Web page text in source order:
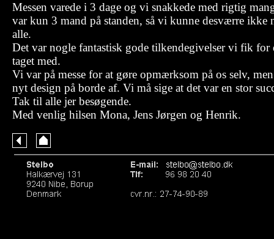
Messen varede i 3 dage og vi snakkede med rigtig
var kun 3 mand på standen, så vi kunne desværre ikke
alle.
Det var nogle fantastisk gode tilkendegivelser vi fik for
taget med.
Vi var på messe for at gøre opmærksom på os selv,
nyt design på borde af. Vi må sige at det var en stor
Tak til alle jer besøgende.
Med venlig hilsen Mona, Jens Jørgen og Henrik.